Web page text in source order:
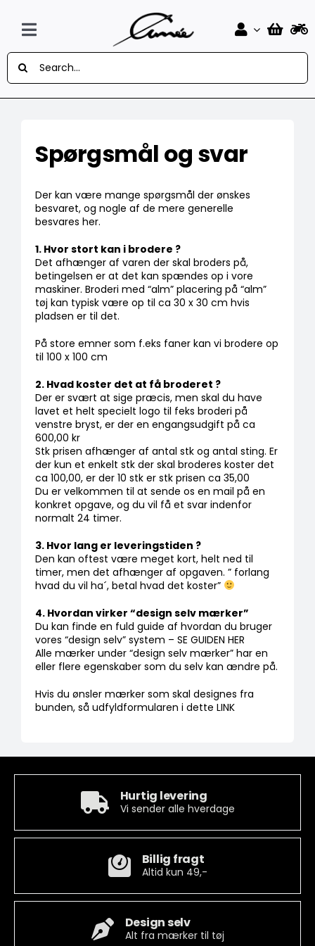
contentToggle
Navigation
Forside
Design Selv Mærker
Knallert
Auto
Musik
Sport
Tobak
ØL & Spiritus
Andre Mærker
Tøj & Andre Varer
Rodkasse/Tilbud
Søg
efter:
Spørgsmål og svar
Der kan være mange spørgsmål der ønskes
besvaret, og nogle af de mere generelle
besvares her.
1. Hvor stort kan i brodere ?
Det afhænger af varen der skal broders på,
betingelsen er at det kan spændes op i vore
maskiner. Broderi med “alm” placering på “alm”
tøj kan typisk være op til ca 30 x 30 cm hvis
pladsen er til det.
På store emner som f.eks faner kan vi brodere op
til 100 x 100 cm
2. Hvad koster det at få broderet ?
Der er svært at sige præcis, men skal du have
lavet et helt specielt logo til feks broderi på
venstre bryst, er der en engangsudgift på ca
600,00 kr
Stk prisen afhænger af antal stk og antal sting. Er
der kun et enkelt stk der skal broderes koster det
ca 100,00, er der 10 stk er stk prisen ca 35,00
Du er velkommen til at sende os en mail på en
konkret opgave, og du vil få et svar indenfor
normalt 24 timer.
3. Hvor lang er leveringstiden ?
Den kan oftest være meget kort, helt ned til
timer, men det afhænger af opgaven. ” forlang
hvad du vil ha´, betal hvad det koster”
4. Hvordan virker “design selv mærker”
Du kan finde en fuld guide af hvordan du bruger
vores “design selv” system – SE GUIDEN HER
Alle mærker under “design selv mærker” har en
eller flere egenskaber som du selv kan ændre på.
Hvis du ønsler mærker som skal designes fra
bunden, så udfyldformularen i dette LINK
Hurtig levering
Vi sender alle hverdage
Billig fragt
Altid kun 49,-
Design selv
Alt fra mærker til tøj